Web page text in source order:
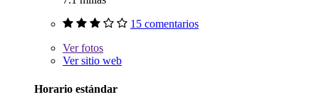
15 comentarios
Verfotos
Ver sitio web
Horario estándar